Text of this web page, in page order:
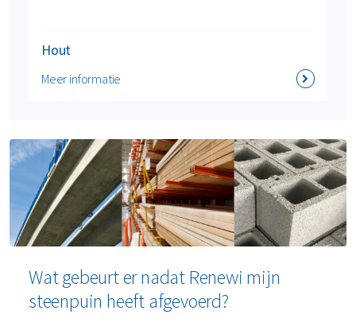
Hout
Meer informatie
Wat gebeurt er nadat Renewi mijn
steenpuin heeft afgevoerd?